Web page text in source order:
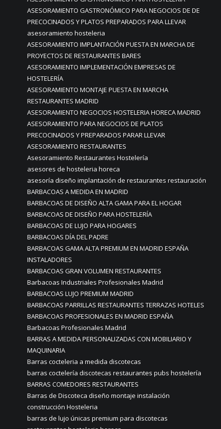
ASESORAMIENTO GASTRONÓMICO PARA NEGOCIOS DE DE
PRECOCINADOS Y PLATOS PREPARADOS PARA LLEVAR
asesoramiento hosteleria
ASESORAMIENTO IMPLANTACIÓN PUESTA EN MARCHA DE
PROYECTOS DE RESTAURANTES BARES
ASESORAMIENTO IMPLEMENTACIÓN EMPRESAS DE
HOSTELERÍA
ASESORAMIENTO MONTAJE PUESTA EN MARCHA
RESTAURANTES MADRID
ASESORAMIENTO NEGOCIOS HOSTELERIA HORECA MADRID
ASESORAMIENTO PARA NEGOCIOS DE PLATOS
PRECOCINADOS Y PREPARADOS PARAR LLEVAR
ASESORAMIENTO RESTAURANTES
Asesoramiento Restaurantes Hostelería
asesores de hosteleria horeca
asesoría diseño implantación de restaurantes restauración
BARBACOAS A MEDIDA EN MADRID
BARBACOAS DE DISEÑO ALTA GAMA PARA EL HOGAR
BARBACOAS DE DISEÑO PARA HOSTELERÍA
BARBACOAS DE LUJO PARA HOGARES
BARBACOAS DÍA DEL PADRE
BARBACOAS GAMA ALTA PREMIUM EN MADRID ESPAÑA
INSTALADORES
BARBACOAS GRAN VOLUMEN RESTAURANTES
Barbacoas Industriales Profesionales Madrid
BARBACOAS LUJO PREMIUM MADRID
BARBACOAS PARRILLAS RESTAURANTES TERRAZAS HOTELES
BARBACOAS PROFESIONALES EN MADRID ESPAÑA
Barbacoas Profesionales Madrid
BARRAS A MEDIDA PERSONALIZADAS CON MOBILIARIO Y
MAQUINARIA
Barras cocteleria a medida discotecas
barras coctelería discotecas restaurantes pubs hostelería
BARRAS COMEDORES RESTAURANTES
Barras de Discoteca diseño montaje instalación
construcción Hosteleria
barras de lujo únicas premium para discotecas